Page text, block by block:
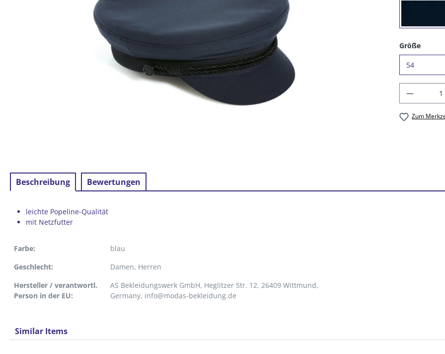
Größe
Zum
Beschreibung Bewertungen
leichte Popeline-Qualität
mit Netzfutter
Farbe:
blau
Geschlecht:
Damen, Herren
Hersteller / verantwortl.
Person in der EU:
AS Bekleidungswerk GmbH, Heglitzer Str. 12, 26409 Wittmund,
Germany, info@modas-bekleidung.de
Similar Items